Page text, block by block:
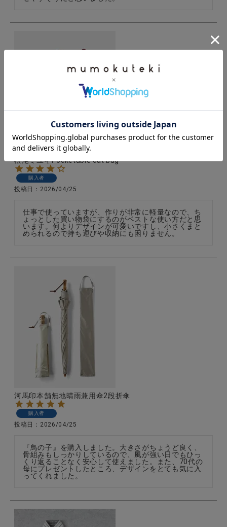
松尾ミユキPocketable cat bag
購入者
投稿日 2026/04/25
仕事で使っていますが、作りが非常に軽量なので、ち
ょっとした買い物袋にするのがベストな使い方だと思
います。何よりデザインが可愛いですし、小さくまと
められるので持ち運びや収納にも困りません。
河馬印本舗無地晴雨兼用傘2段折傘
購入者
投稿日 2026/04/25
『鳥の子』を購入しました。大きさがちょうど良く、
骨組みもしっかりしているので、風が強い日でもひっ
くり返ることなく安心して使えました。また、70代の
母にプレゼントしたところ、デザインをとても気に入
ってくれました。